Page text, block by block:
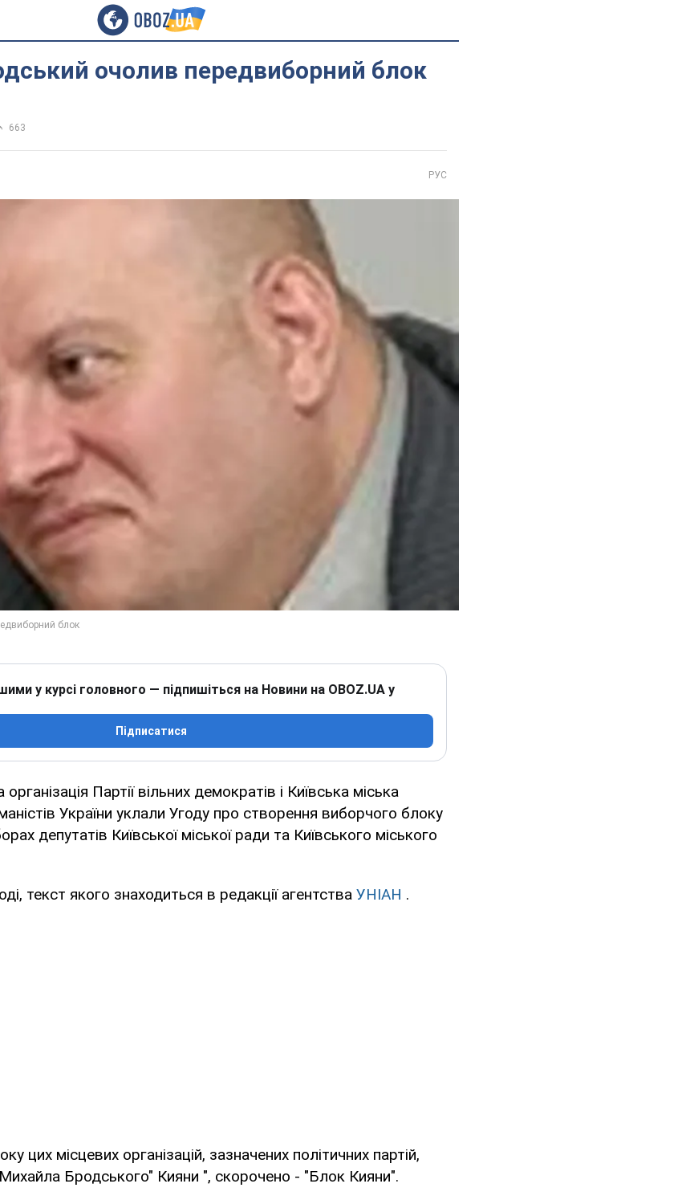
очолив передвиборний блок
663
РУС
у курсі головного — підпишіться на Новини на OBOZ.UA у
Підписатися
організація Партії вільних демократів і Київська міська
України уклали Угоду про створення виборчого блоку
депутатів Київської міської ради та Київського міського
текст якого знаходиться в редакції агентства УНІАН .
цих місцевих організацій, зазначених політичних партій,
Бродського" Кияни ", скорочено - "Блок Кияни".